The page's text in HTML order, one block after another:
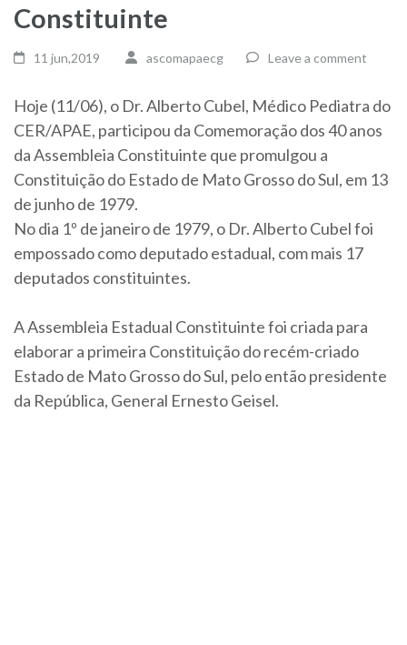
Constituinte
11 jun,2019 ascomapaecg Leave a comment
Hoje (11/06), o Dr. Alberto Cubel, Médico Pediatra do
CER/APAE, participou da Comemoração dos 40 anos
da Assembleia Constituinte que promulgou a
Constituição do Estado de Mato Grosso do Sul, em 13
de junho de 1979.
No dia 1º de janeiro de 1979, o Dr. Alberto Cubel foi
empossado como deputado estadual, com mais 17
deputados constituintes.
A Assembleia Estadual Constituinte foi criada para
elaborar a primeira Constituição do recém-criado
Estado de Mato Grosso do Sul, pelo então presidente
da República, General Ernesto Geisel.